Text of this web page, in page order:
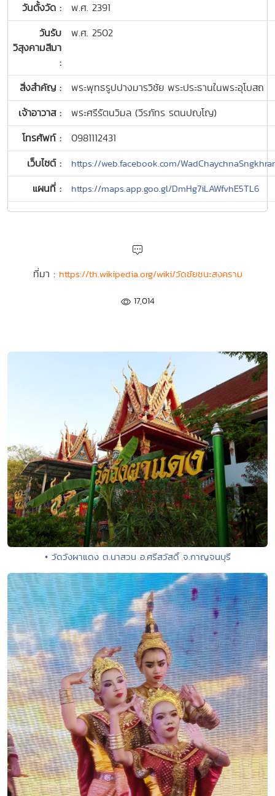
วันตั้งวัด :
พ.ศ. 2391
วันรับ
วิสุงคามสีมา
:
พ.ศ. 2502
สิ่งสำคัญ :
พระพุทธรูปปางมารวิชัย พระประธานในพระอุโบสถ
เจ้าอาวาส :
พระศรีรัตนวิมล (วีรภัทร รตนปญฺโญ)
โทรศัพท์ :
0981112431
เว็บไซต์ :
https://web.facebook.com/
แผนที่ : https://maps.app.goo.gl/DmHg7iLAWfvhE5TL6
ที่มา : https://th.wikipedia.org/wiki/วัดชัยชนะสงคราม
17,014
• วัดวังผาแดง ต.นาสวน อ.ศรีสวัสดิ์ จ.กาญจนบุรี